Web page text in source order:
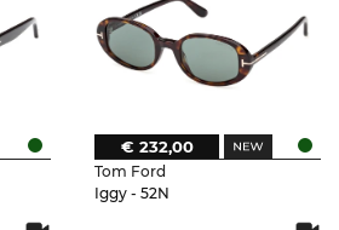
Tom Ford
Iggy - 52N
€ 232,00